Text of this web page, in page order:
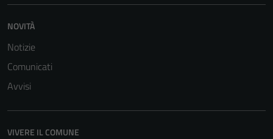
NOVITÀ
Notizie
Comunicati
Avvisi
VIVERE IL COMUNE
funzionamento